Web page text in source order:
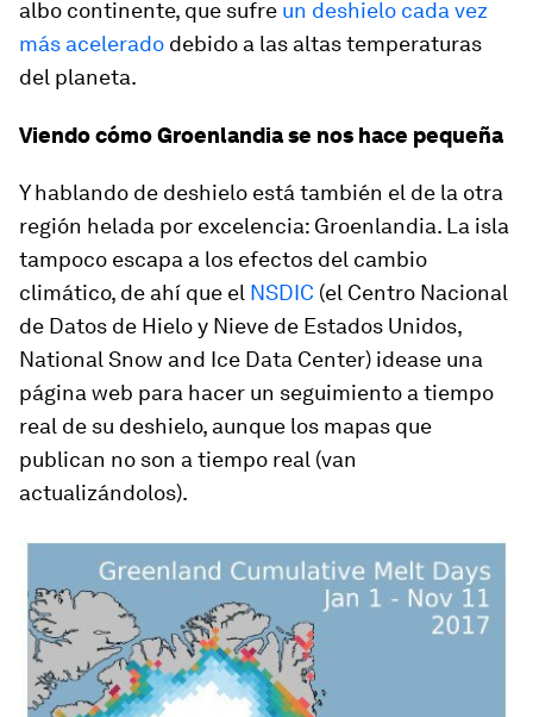
albo continente, que sufre un deshielo cada vez
más acelerado debido a las altas temperaturas
del planeta.
Viendo cómo Groenlandia se nos hace pequeña
Y hablando de deshielo está también el de la otra
región helada por excelencia: Groenlandia. La isla
tampoco escapa a los efectos del cambio
climático, de ahí que el NSDIC (el Centro Nacional
de Datos de Hielo y Nieve de Estados Unidos,
National Snow and Ice Data Center) idease una
página web para hacer un seguimiento a tiempo
real de su deshielo, aunque los mapas que
publican no son a tiempo real (van
actualizándolos).